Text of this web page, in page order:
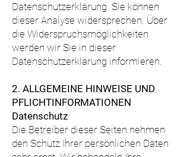
Datenschutzerklärung. Sie können
dieser Analyse widersprechen. Über
die Widerspruchsmöglichkeiten
werden wir Sie in dieser
Datenschutzerklärung informieren.
2. ALLGEMEINE HINWEISE UND
PFLICHTINFORMATIONEN
Datenschutz
Die Betreiber dieser Seiten nehmen
den Schutz Ihrer persönlichen Daten